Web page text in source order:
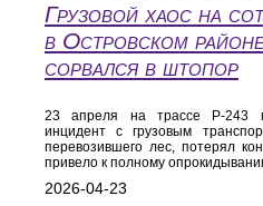
Грузовой хаос на
в Островском
сорвался в штопор
23 апреля на трассе Р-243
инцидент с грузовым
перевозившего лес, потерял
привело к полному
2026-04-23